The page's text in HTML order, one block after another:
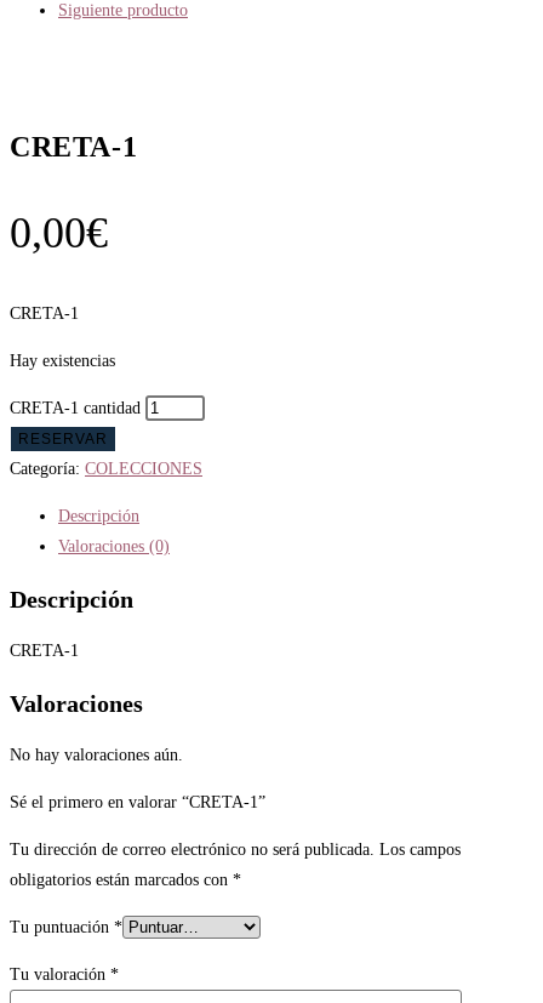
Siguiente producto
CRETA-1
0,00€
CRETA-1
Hay existencias
CRETA-1 cantidad
RESERVAR
Categoría: COLECCIONES
Descripción
Valoraciones (0)
Descripción
CRETA-1
Valoraciones
No hay valoraciones aún.
Sé el primero en valorar “CRETA-1”
Tu dirección de correo electrónico no será publicada. Los campos
obligatorios están marcados con *
Tu puntuación *
Tu valoración *